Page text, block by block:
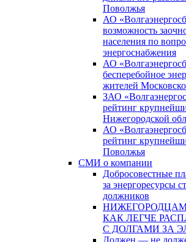
Поволжья
АО
возможность
населения по
энергоснабжения
АО
бесперебойное
жителей
ЗАО
рейтинг
Нижегородской
АО
рейтинг
Поволжья
СМИ о компании
Добросовестные
за энергоресурсы
должников
КАК ЛЕГЧЕ
С ДОЛГАМИ ЗА